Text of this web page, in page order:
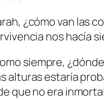
¿cómo van las
nos hacía
siempre,
alturas estaría
que no era